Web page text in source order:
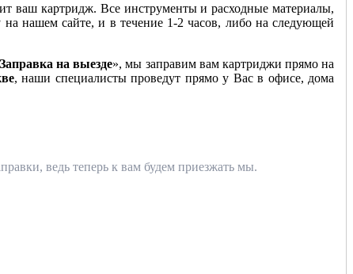
ваш картридж. Все инструменты и расходные материалы,
на нашем сайте, и в течение 1-2 часов, либо на следующей
Заправка на выезде», мы заправим вам картриджи прямо на
, наши специалисты проведут прямо у Вас в офисе, дома
ведь теперь к вам будем приезжать мы.